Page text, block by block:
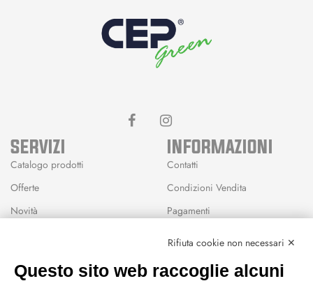
SERVIZI
Catalogo prodotti
Offerte
Novità
INFORMAZIONI
Contatti
Condizioni Vendita
Pagamenti
Rifiuta cookie non necessari ✕
Questo sito web raccoglie alcuni